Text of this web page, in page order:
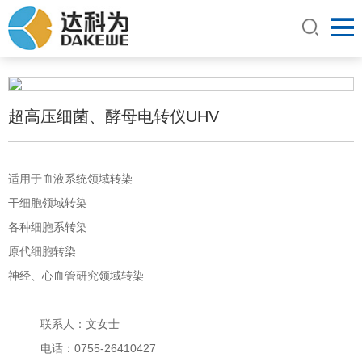
超高压细菌、酵母电转仪UHV
适用于血液系统领域转染
干细胞领域转染
各种细胞系转染
原代细胞转染
神经、心血管研究领域转染
联系人：文女士
电话：0755-26410427